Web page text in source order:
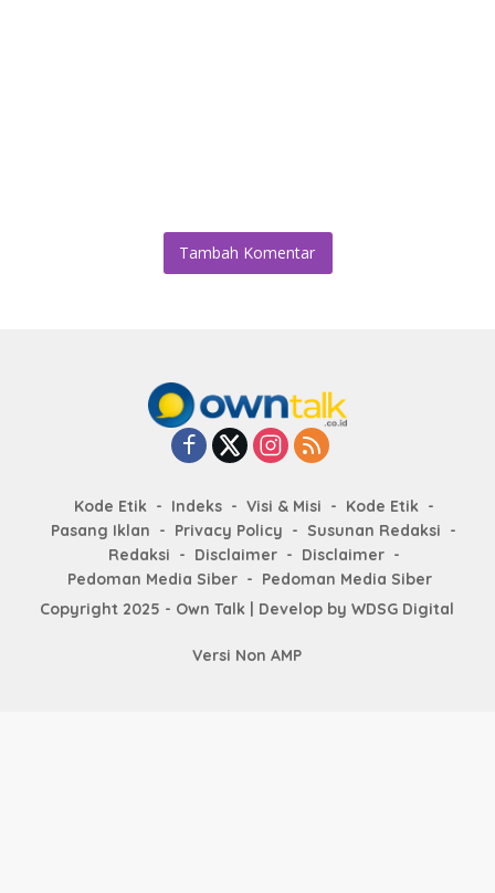
Tambah Komentar
Kode Etik Indeks Visi & Misi
Kode Etik
Pasang Iklan
Privacy Policy
Susunan Redaksi
Redaksi
Disclaimer
Disclaimer
Pedoman Media Siber
Pedoman Media Siber
Copyright 2025 - Own Talk | Develop byWDSG Digital
Versi Non AMP